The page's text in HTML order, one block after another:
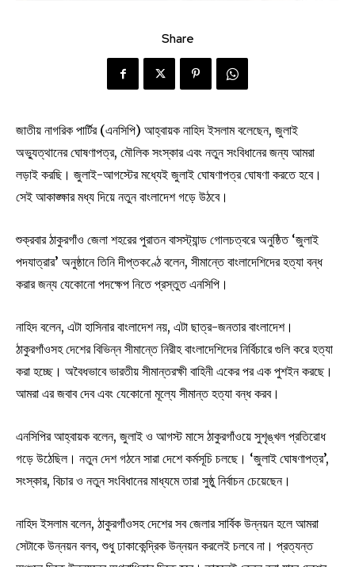
Share
জাতীয় নাগরিক পার্টির (এনসিপি) আহ্বায়ক নাহিদ ইসলাম বলেছেন, জুলাই
অভ্যুত্থানের ঘোষণাপত্র, মৌলিক সংস্কার এবং নতুন সংবিধানের জন্য আমরা
লড়াই করছি। জুলাই-আগস্টের মধ্যেই জুলাই ঘোষণাপত্র ঘোষণা করতে হবে।
সেই আকাঙ্ক্ষার মধ্য দিয়ে নতুন বাংলাদেশ গড়ে উঠবে।
শুক্রবার ঠাকুরগাঁও জেলা শহরের পুরাতন বাসস্ট্যান্ড গোলচত্বরে অনুষ্ঠিত ‘জুলাই
পদযাত্রার’ অনুষ্ঠানে তিনি দীপ্তকণ্ঠে বলেন, সীমান্তে বাংলাদেশিদের হত্যা বন্ধ
করার জন্য যেকোনো পদক্ষেপ নিতে প্রস্তুত এনসিপি।
নাহিদ বলেন, এটা হাসিনার বাংলাদেশ নয়, এটা ছাত্র-জনতার বাংলাদেশ।
ঠাকুরগাঁওসহ দেশের বিভিন্ন সীমান্তে নিরীহ বাংলাদেশিদের নির্বিচারে গুলি করে হত্যা
করা হচ্ছে। অবৈধভাবে ভারতীয় সীমান্তরক্ষী বাহিনী একের পর এক পুশইন করছে।
আমরা এর জবাব দেব এবং যেকোনো মূল্যে সীমান্ত হত্যা বন্ধ করব।
এনসিপির আহ্বায়ক বলেন, জুলাই ও আগস্ট মাসে ঠাকুরগাঁওয়ে সুশৃঙ্খল প্রতিরোধ
গড়ে উঠেছিল। নতুন দেশ গঠনে সারা দেশে কর্মসূচি চলছে। ‘জুলাই ঘোষণাপত্র’,
সংস্কার, বিচার ও নতুন সংবিধানের মাধ্যমে তারা সুষ্ঠু নির্বাচন চেয়েছেন।
নাহিদ ইসলাম বলেন, ঠাকুরগাঁওসহ দেশের সব জেলার সার্বিক উন্নয়ন হলে আমরা
সেটাকে উন্নয়ন বলব, শুধু ঢাকাকেন্দ্রিক উন্নয়ন করলেই চলবে না। প্রত্যন্ত